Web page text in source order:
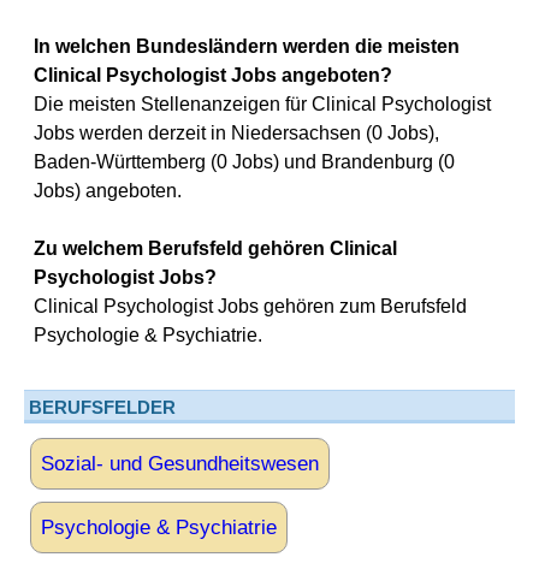
In welchen Bundesländern werden die meisten
Clinical Psychologist Jobs angeboten?
Die meisten Stellenanzeigen für Clinical Psychologist
Jobs werden derzeit in Niedersachsen (0 Jobs),
Baden-Württemberg (0 Jobs) und Brandenburg (0
Jobs) angeboten.
Zu welchem Berufsfeld gehören Clinical
Psychologist Jobs?
Clinical Psychologist Jobs gehören zum Berufsfeld
Psychologie & Psychiatrie.
BERUFSFELDER
Sozial- und Gesundheitswesen
Psychologie & Psychiatrie